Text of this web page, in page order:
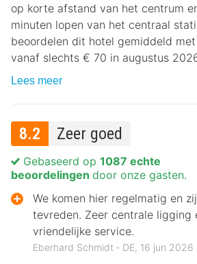
op korte afstand van het centrum
minuten lopen van het centraal
beoordelen dit hotel gemiddeld
vanaf slechts € 70 in augustus
Lees meer
8.2 Zeer goed
Gebaseerd op 1087 echte
beoordelingen door onze gasten.
We komen hier regelmatig en
tevreden. Zeer centrale ligging
vriendelijke service.
Eberhard Schmidt ‐ DE, 16 jun 2026